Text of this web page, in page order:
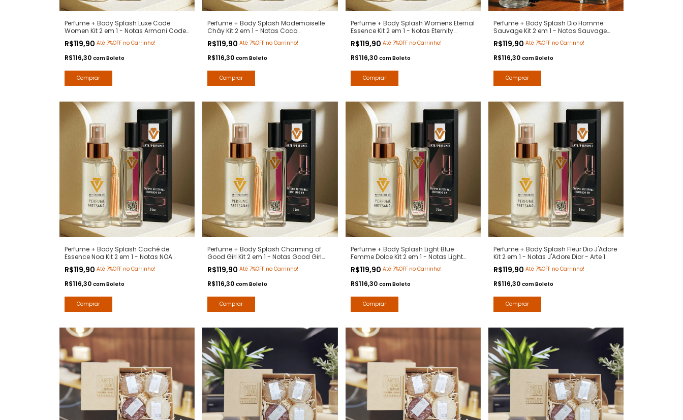
Perfume + Body Splash Luxe Code
Women Kit 2 em 1 - Notas Armani Code
Women - Arte 1 Perfumes
R$119,90 Até 7%OFF no Carrinho!
R$116,30 comBoleto
Perfume + Body Splash Mademoiselle
Cháy Kit 2 em 1 - Notas Coco
Mademoiselle Chanel - Arte 1 Perfumes
R$119,90Até 7%OFF no Carrinho!
R$116,30comBoleto
Perfume + Body Splash Womens Eternal
Essence Kit 2 em 1 - Notas Eternity
Women Calvin Klein - Contratipos
Premium - Arte 1 Perfumes
R$119,90 Até 7%OFF no Carrinho!
R$116,30 comBoleto
Perfume + Body Splash Dio Homme
Sauvage Kit 2 em 1 - Notas Sauvage
Dior - Contratipos Premium - Arte 1
Perfumes
R$119,90 Até 7%OFF no Carrinho!
R$116,30 comBoleto
Perfume + Body Splash Caché de
Essence Noa Kit 2 em 1 - Notas NOA
Cacharel - Contratipos Premium - Arte 1
Perfumes
R$119,90 Até 7%OFF no Carrinho!
R$116,30 comBoleto
Perfume + Body Splash Charming of
Good Girl Kit 2 em 1 - Notas Good Girl
Carolina Herrera- Arte 1 Perfumes
R$119,90Até 7%OFF no Carrinho!
R$116,30comBoleto
Perfume + Body Splash Light Blue
Femme Dolce Kit 2 em 1 - Notas Light
Blue Dolce Gabanna - Arte 1 Perfumes
R$119,90 Até 7%OFF no Carrinho!
R$116,30 comBoleto
Perfume + Body Splash Fleur Dio J'Adore
Kit 2 em 1 - Notas J'Adore Dior - Arte 1
R$119,90 Até 7%OFF no Carrinho!
R$116,30 comBoleto